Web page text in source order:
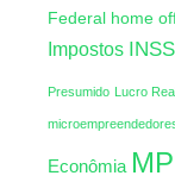
Federal home
Impostos INSS
Presumido Lucro
Econômia MP